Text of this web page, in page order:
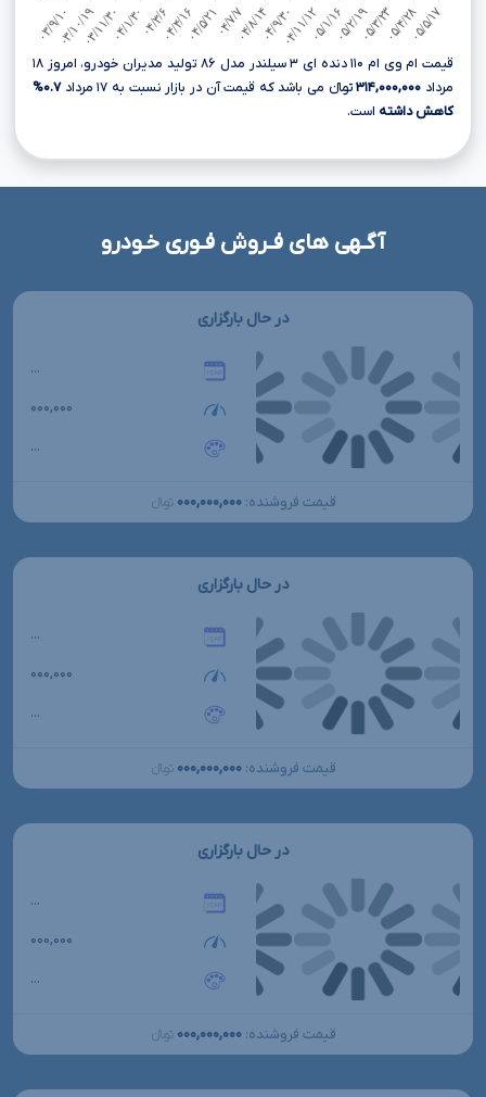
قیمت ام وی ام ۱۱۰ دنده ای ۳ سیلندر مدل ۸۶ تولید مدیران خودرو، امروز ۱۸
مرداد ۳۱۴,۰۰۰,۰۰۰ تومانءءء می باشد که قیمت آن در بازار نسبت به ۱۷ مرداد
۰.۷%
کاهش داشته است.
آگـهی های فـروش فـوری خـودرو
در حال بارگزاری
...
۰۰۰,۰۰۰
...
قیمت فروشنده: ۰۰۰,۰۰۰,۰۰۰ تومانءءء
در حال بارگزاری
...
۰۰۰,۰۰۰
...
قیمت فروشنده: ۰۰۰,۰۰۰,۰۰۰ تومانءءء
در حال بارگزاری
...
۰۰۰,۰۰۰
...
قیمت فروشنده: ۰۰۰,۰۰۰,۰۰۰ تومانءءء